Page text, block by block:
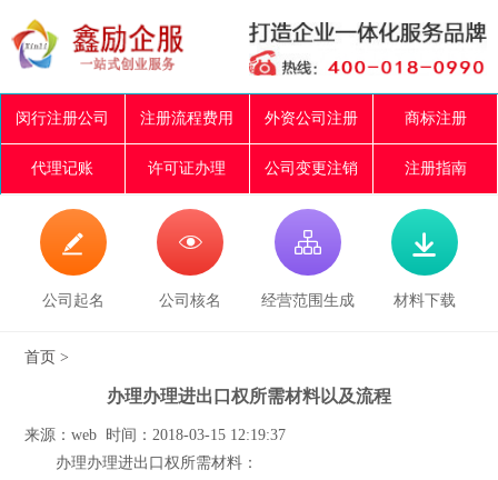
闵行注册公司 注册流程费用 外资公司注册 商标注册
代理记账 许可证办理 公司变更注销 注册指南

公司起名

公司核名

经营范围生成

材料下载
首页 >
办理办理进出口权所需材料以及流程
来源：web 时间：2018-03-15 12:19:37
办理办理进出口权所需材料：